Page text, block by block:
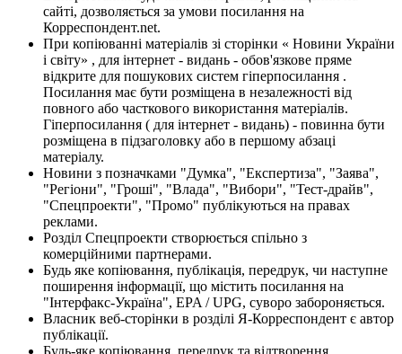
сайті, дозволяється за умови посилання на
Корреспондент.net.
При копіюванні матеріалів зі сторінки « Новини України
і світу» , для інтернет - видань - обов'язкове пряме
відкрите для пошукових систем гіперпосилання .
Посилання має бути розміщена в незалежності від
повного або часткового використання матеріалів.
Гіперпосилання ( для інтернет - видань) - повинна бути
розміщена в підзаголовку або в першому абзаці
матеріалу.
Новини з позначками "Думка", "Експертиза", "Заява",
"Регіони", "Гроші", "Влада", "Вибори", "Тест-драйв",
"Спецпроекти", "Промо" публікуються на правах
реклами.
Розділ Спецпроекти створюється спільно з
комерційними партнерами.
Будь яке копіювання, публікація, передрук, чи наступне
поширення інформації, що містить посилання на
"Інтерфакс-Україна", EPA / UPG, суворо забороняється.
Власник веб-сторінки в розділі Я-Корреспондент є автор
публікації.
Будь-яке копіювання, передрук та відтворення